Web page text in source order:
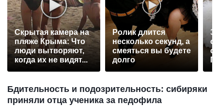
Скрытая камера на
пляже Крыма: Что
люди вытворяют,
когда их не видят...
Ролик длится
несколько секунд, а
смеяться вы будете
долго
Бдительность и подозрительность: сибиряки
приняли отца ученика за педофила